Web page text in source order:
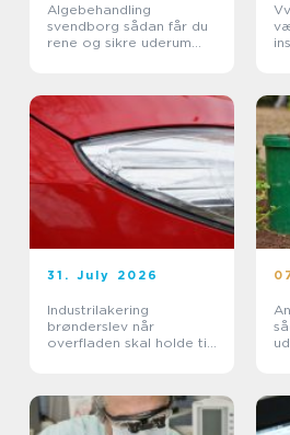
Algebehandling
svendborg sådan får du
rene og sikre uderum
31. July 2026
Industrilakering
brønderslev når
overfladen skal holde til